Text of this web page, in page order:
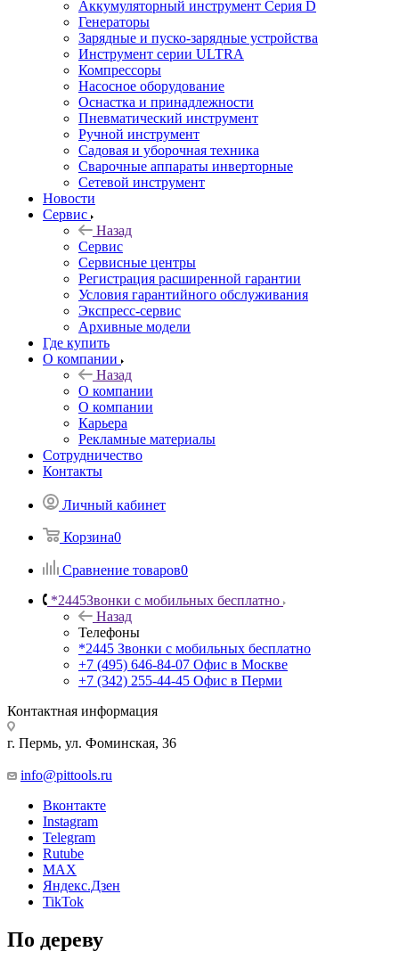
Аккумуляторный инструмент Серия D
Генераторы
Зарядные и пуско-зарядные устройства
Инструмент серии ULTRA
Компрессоры
Насосное оборудование
Оснастка и принадлежности
Пневматический инструмент
Ручной инструмент
Садовая и уборочная техника
Сварочные аппараты инверторные
Сетевой инструмент
Новости
Сервис
Назад
Сервис
Сервисные центры
Регистрация расширенной гарантии
Условия гарантийного обслуживания
Экспресс-сервис
Архивные модели
Где купить
О компании
Назад
О компании
О компании
Карьера
Рекламные материалы
Сотрудничество
Контакты
Личный кабинет
Корзина0
Сравнение товаров0
*2445Звонки с мобильных бесплатно
Назад
Телефоны
*2445 Звонки с мобильных бесплатно
+7 (495) 646-84-07 Офис в Москве
+7 (342) 255-44-45 Офис в Перми
Контактная информация
г. Пермь, ул. Фоминская, 36
info@pittools.ru
Вконтакте
Instagram
Telegram
Rutube
MAX
Яндекс.Дзен
TikTok
По дереву